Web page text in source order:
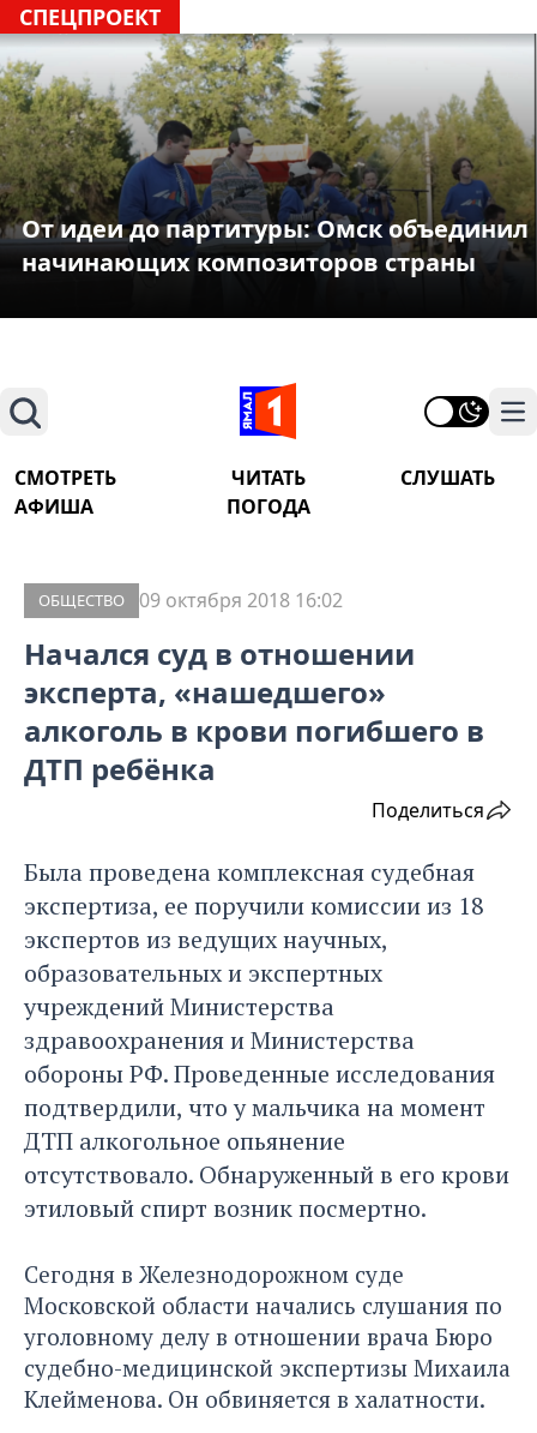
СПЕЦПРОЕКТ
От идеи до партитуры: Омск объединил
начинающих композиторов страны
Поиск
СМОТРЕТЬ ЧИТАТЬ
СЛУШАТЬ
АФИША
ПОГОДА
ОБЩЕСТВО 09 октября 2018 16:02
Начался суд в отношении
эксперта, «нашедшего»
алкоголь в крови погибшего в
ДТП ребёнка
Поделиться
Была проведена комплексная судебная
экспертиза, ее поручили комиссии из 18
экспертов из ведущих научных,
образовательных и экспертных
учреждений Министерства
здравоохранения и Министерства
обороны РФ. Проведенные исследования
подтвердили, что у мальчика на момент
ДТП алкогольное опьянение
отсутствовало. Обнаруженный в его крови
этиловый спирт возник посмертно.
Сегодня в Железнодорожном суде
Московской области начались слушания по
уголовному делу в отношении врача Бюро
судебно-медицинской экспертизы Михаила
Клейменова. Он обвиняется в халатности.